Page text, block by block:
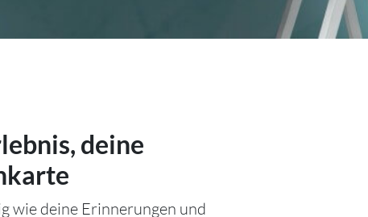
deine
wie deine Erinnerungen und